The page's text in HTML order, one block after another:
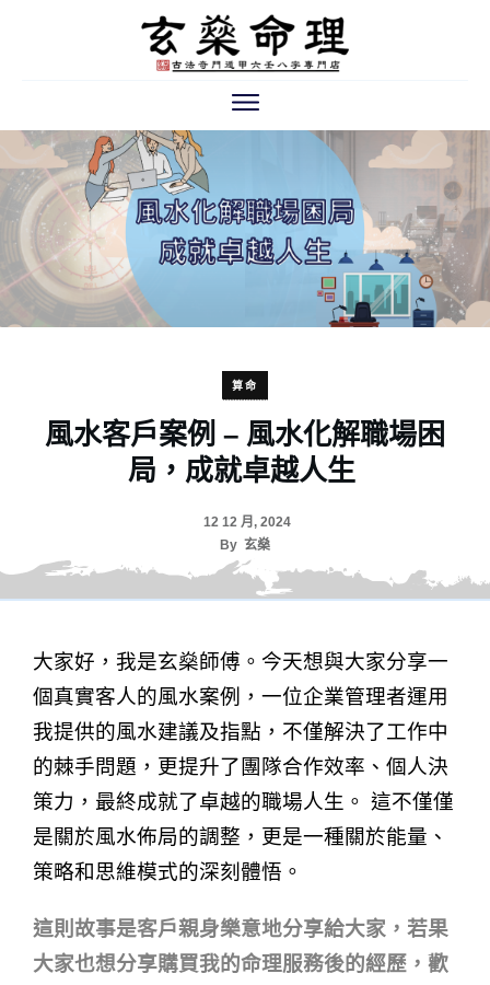
算命
風水客戶案例 – 風水化解職場困
局，成就卓越人生
12 12 月, 2024
By 玄燊
大家好，我是玄燊師傅。今天想與大家分享一
個真實客人的風水案例，一位企業管理者運用
我提供的風水建議及指點，不僅解決了工作中
的棘手問題，更提升了團隊合作效率、個人決
策力，最終成就了卓越的職場人生。 這不僅僅
是關於風水佈局的調整，更是一種關於能量、
策略和思維模式的深刻體悟。
這則故事是客戶親身樂意地分享給大家，若果
大家也想分享購買我的命理服務後的經歷，歡